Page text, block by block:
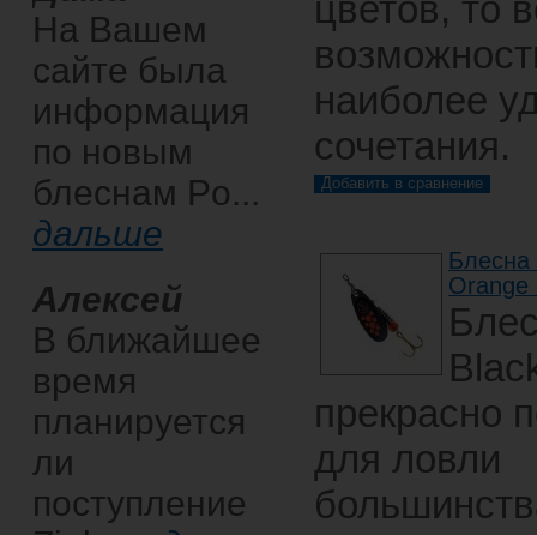
На Вашем
сайте была
информация
по новым
блеснам Po...
дальше
Алексей
В ближайшее
время
планируется
ли
поступление
цветов, то
наиболее
сочетания.
Блесна
прекрасно
для ловли